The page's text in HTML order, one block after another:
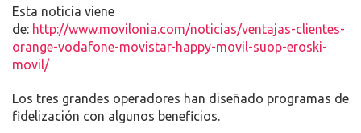
SER
DE
Esta noticia viene
de: http://www.movilonia.com/noticias/ventajas-clientes-
orange-vodafone-movistar-happy-movil-suop-eroski-
movil/
Los tres grandes operadores han diseñado programas de
fidelización con algunos beneficios.